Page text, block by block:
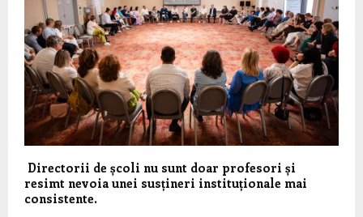
Directorii de școli nu sunt doar profesori și
resimt nevoia unei susțineri instituționale mai
consistente.